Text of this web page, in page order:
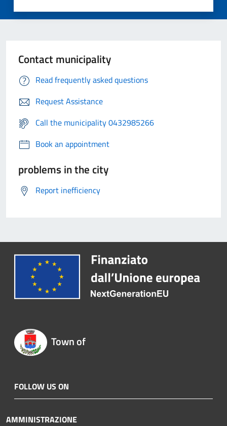
Contact municipality
Read frequently asked questions
Request Assistance
Call the municipality 0432985266
Book an appointment
problems in the city
Report inefficiency
Town of
FOLLOW US ON
AMMINISTRAZIONE